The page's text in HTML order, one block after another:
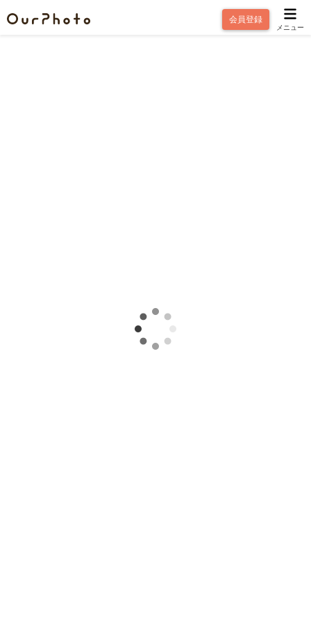
会員登録
メニュー